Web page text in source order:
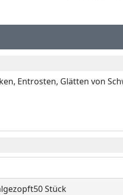
Entrosten, Glätten von
Stück